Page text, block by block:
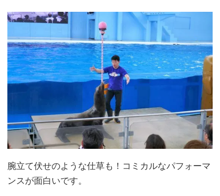
腕立て伏せのような仕草も！コミカルなパフォーマ
ンスが面白いです。